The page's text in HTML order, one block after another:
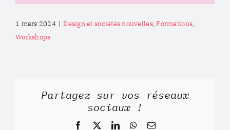
1 mars 2024 | Design et sociétés nouvelles,Formations,
Workshops
Partagez sur vos réseaux
sociaux !
Facebook
X LinkedInWhatsApp
Email